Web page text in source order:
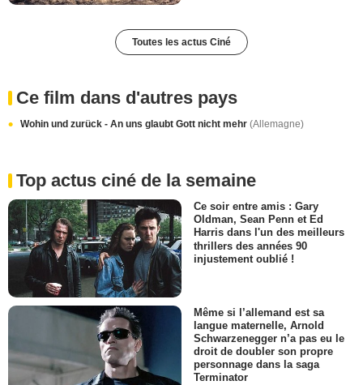
Toutes les actus Ciné
Ce film dans d'autres pays
Wohin und zurück - An uns glaubt Gott nicht mehr (Allemagne)
Top actus ciné de la semaine
Ce soir entre amis : Gary
Oldman, Sean Penn et Ed
Harris dans l'un des meilleurs
thrillers des années 90
injustement oublié !
Même si l’allemand est sa
langue maternelle, Arnold
Schwarzenegger n’a pas eu le
droit de doubler son propre
personnage dans la saga
Terminator